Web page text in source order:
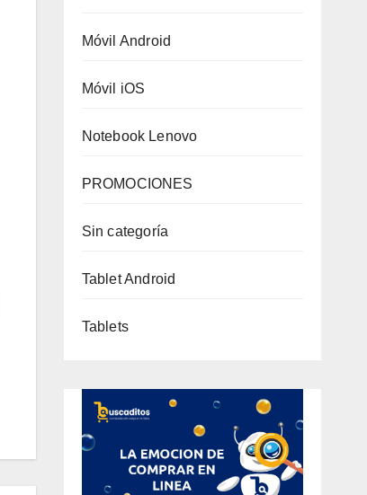
Móvil Android
Móvil iOS
Notebook Lenovo
PROMOCIONES
Sin categoría
Tablet Android
Tablets